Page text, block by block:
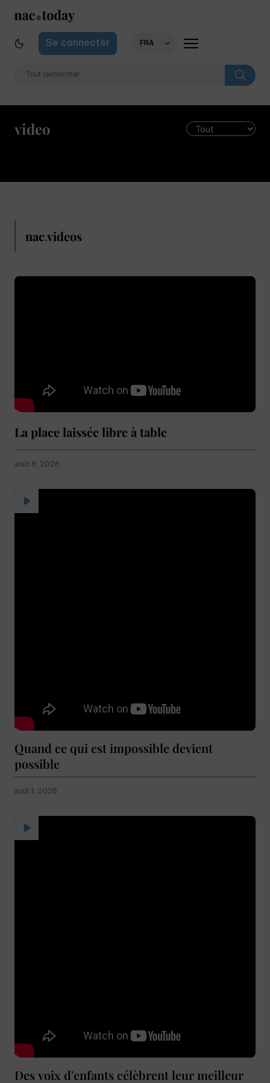
Se connecter FRA
video
nac.videos
La place laissée libre à table
août 8, 2026
Quand ce qui est impossible devient
possible
août 1, 2026
Des voix d'enfants célèbrent leur meilleur